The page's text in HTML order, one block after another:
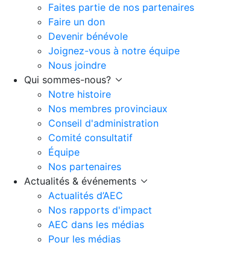
Faites partie de nos partenaires
Faire un don
Devenir bénévole
Joignez-vous à notre équipe
Nous joindre
Qui sommes-nous?
Notre histoire
Nos membres provinciaux
Conseil d'administration
Comité consultatif
Équipe
Nos partenaires
Actualités & événements
Actualités d’AEC
Nos rapports d'impact
AEC dans les médias
Pour les médias